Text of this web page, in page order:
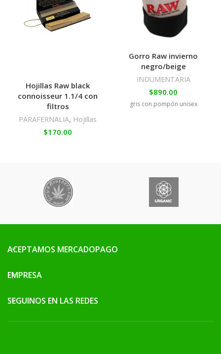
Hojillas Raw black
connoisseur 1.1/4 con
filtros
PARAFERNALIA, Hojillas
$170.00
Gorro Raw invierno
negro/beige
INDUMENTARIA
$890.00
gris con pompón unisex
ACEPTAMOS MERCADOPAGO
EMPRESA
SEGUINOS EN LAS REDES